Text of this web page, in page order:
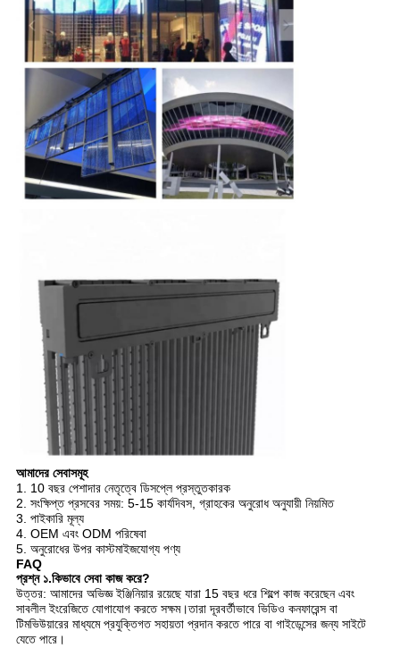
আমাদের সেবাসমূহ
1. 10 বছর পেশাদার নেতৃত্বে ডিসপ্লে প্রস্তুতকারক
2. সংক্ষিপ্ত প্রসবের সময়: 5-15 কার্যদিবস, গ্রাহকের অনুরোধ অনুযায়ী নিয়মিত
3. পাইকারি মূল্য
4. OEM এবং ODM পরিষেবা
5. অনুরোধের উপর কাস্টমাইজযোগ্য পণ্য
FAQ
প্রশ্ন ১.কিভাবে সেবা কাজ করে?
উত্তর: আমাদের অভিজ্ঞ ইঞ্জিনিয়ার রয়েছে যারা 15 বছর ধরে শিল্পে কাজ করেছেন এবং
সাবলীল ইংরেজিতে যোগাযোগ করতে সক্ষম।তারা দূরবর্তীভাবে ভিডিও কনফারেন্স বা
টিমভিউয়ারের মাধ্যমে প্রযুক্তিগত সহায়তা প্রদান করতে পারে বা গাইডেন্সের জন্য সাইটে
যেতে পারে।